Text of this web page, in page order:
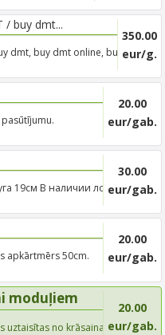
/ buy dmt...
dmt, buy dmt online, buy
350.00
eur/g.
20.00
eur/gab.
19см В наличии ловцы
30.00
eur/gab.
apkārtmērs 50cm.
20.00
eur/gab.
moduļiem
uztaisītas no krāsaina
20.00
eur/gab.